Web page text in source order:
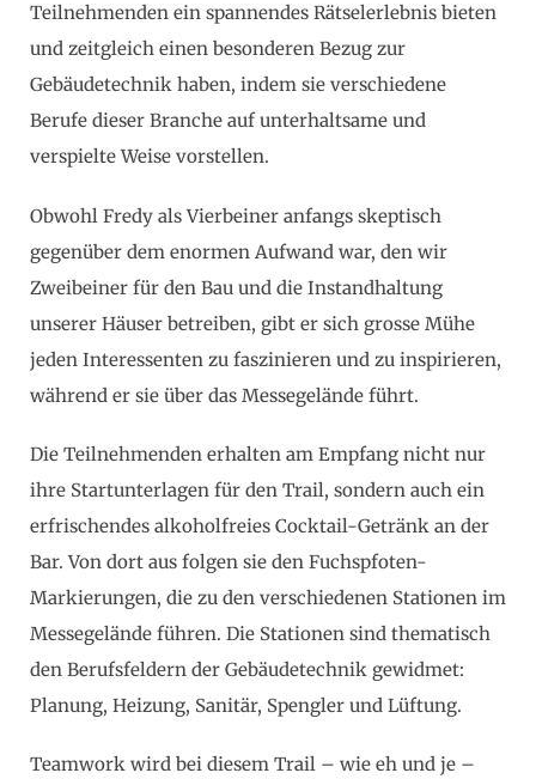
Teilnehmenden ein spannendes Rätselerlebnis bieten
und zeitgleich einen besonderen Bezug zur
Gebäudetechnik haben, indem sie verschiedene
Berufe dieser Branche auf unterhaltsame und
verspielte Weise vorstellen.
Obwohl Fredy als Vierbeiner anfangs skeptisch
gegenüber dem enormen Aufwand war, den wir
Zweibeiner für den Bau und die Instandhaltung
unserer Häuser betreiben, gibt er sich grosse Mühe
jeden Interessenten zu faszinieren und zu inspirieren,
während er sie über das Messegelände führt.
Die Teilnehmenden erhalten am Empfang nicht nur
ihre Startunterlagen für den Trail, sondern auch ein
erfrischendes alkoholfreies Cocktail-Getränk an der
Bar. Von dort aus folgen sie den Fuchspfoten-
Markierungen, die zu den verschiedenen Stationen im
Messegelände führen. Die Stationen sind thematisch
den Berufsfeldern der Gebäudetechnik gewidmet:
Planung, Heizung, Sanitär, Spengler und Lüftung.
Teamwork wird bei diesem Trail – wie eh und je –